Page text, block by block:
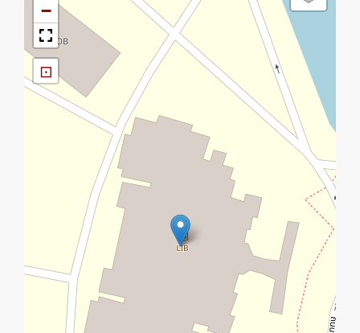
−
⊡